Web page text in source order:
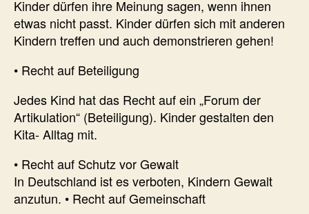
Kinder dürfen ihre Meinung sagen, wenn ihnen
etwas nicht passt. Kinder dürfen sich mit anderen
Kindern treffen und auch demonstrieren gehen!
• Recht auf Beteiligung
Jedes Kind hat das Recht auf ein „Forum der
Artikulation“ (Beteiligung). Kinder gestalten den
Kita- Alltag mit.
• Recht auf Schutz vor Gewalt
In Deutschland ist es verboten, Kindern Gewalt
anzutun. • Recht auf Gemeinschaft